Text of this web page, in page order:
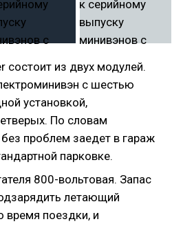
состоит из двух модулей.
с шестью
установкой,
По словам
проблем заедет в гараж
парковке.
800-вольтовая. Запас
летающий
поездки, и